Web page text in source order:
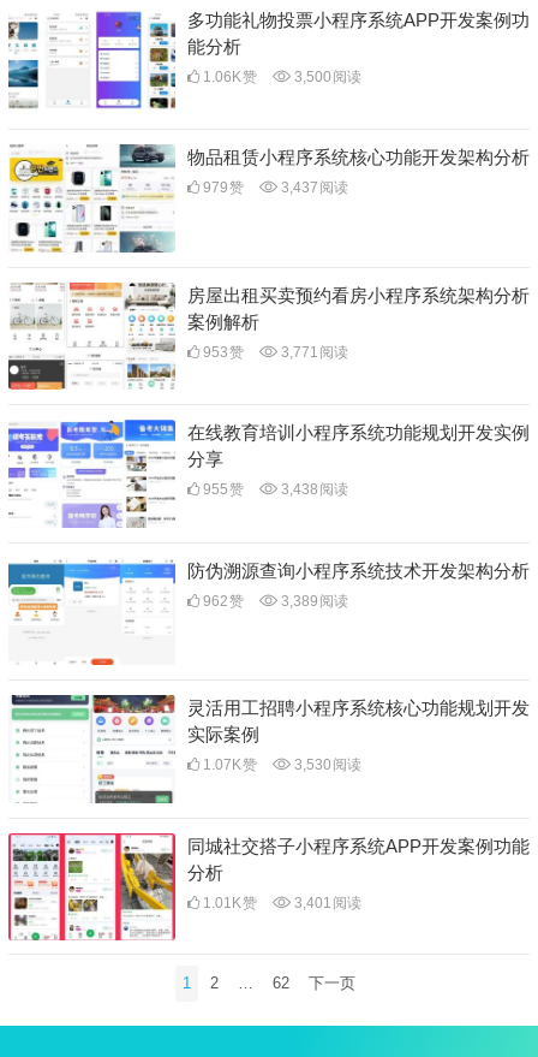
多功能礼物投票小程序系统APP开发案例功
能分析
1.06K赞 3,500 阅读
物品租赁小程序系统核心功能开发架构分析
979赞 3,437 阅读
房屋出租买卖预约看房小程序系统架构分析
案例解析
953赞 3,771 阅读
在线教育培训小程序系统功能规划开发实例
分享
955赞 3,438 阅读
防伪溯源查询小程序系统技术开发架构分析
962赞 3,389 阅读
灵活用工招聘小程序系统核心功能规划开发
实际案例
1.07K赞 3,530 阅读
同城社交搭子小程序系统APP开发案例功能
分析
1.01K赞 3,401 阅读
分
1 2 62 下一页